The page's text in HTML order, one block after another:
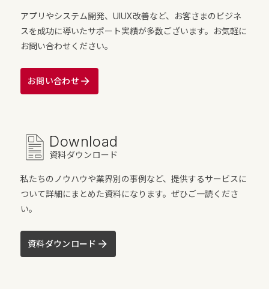
アプリやシステム開発、UIUX改善など、お客さまのビジネ
スを成功に導いたサポート実績が多数ございます。お気軽に
お問い合わせください。
お問い合わせ
Download
資料ダウンロード
私たちのノウハウや業界別の事例など、提供するサービスに
ついて詳細にまとめた資料になります。ぜひご一読くださ
い。
資料ダウンロード